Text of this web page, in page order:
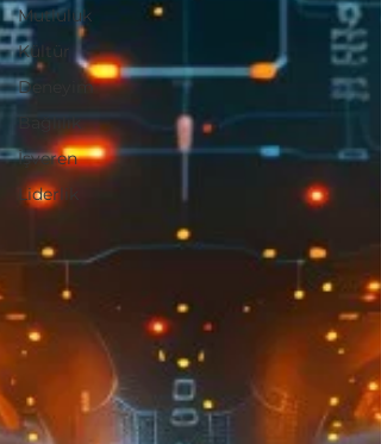
Mutluluk
Kültür
Deneyim
Bağlılık
İşveren
Liderlik